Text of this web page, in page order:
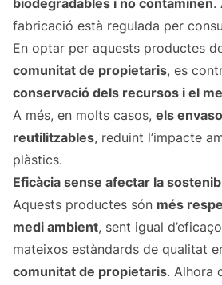
biodegradables i no contaminen.
fabricació està regulada per
En optar per aquests productes
comunitat de propietaris, es
conservació dels recursos i el
A més, en molts casos, els
reutilitzables, reduint l’impacte
plàstics.
Eficàcia sense afectar la
Aquests productes són més
medi ambient, sent igual
mateixos estàndards de qualitat
comunitat de propietaris. Alhora